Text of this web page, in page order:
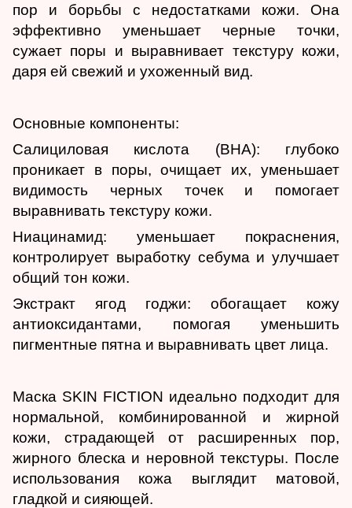
пор и борьбы с недостатками кожи. Она
эффективно уменьшает черные точки,
сужает поры и выравнивает текстуру кожи,
даря ей свежий и ухоженный вид.
Основные компоненты:
Салициловая кислота (BHA): глубоко
проникает в поры, очищает их, уменьшает
видимость черных точек и помогает
выравнивать текстуру кожи.
Ниацинамид: уменьшает покраснения,
контролирует выработку себума и улучшает
общий тон кожи.
Экстракт ягод годжи: обогащает кожу
антиоксидантами, помогая уменьшить
пигментные пятна и выравнивать цвет лица.
Маска SKIN FICTION идеально подходит для
нормальной, комбинированной и жирной
кожи, страдающей от расширенных пор,
жирного блеска и неровной текстуры. После
использования кожа выглядит матовой,
гладкой и сияющей.